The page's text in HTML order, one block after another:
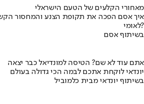
מאחורי הקלעים של הטעם הישראלי
לאומי?
בשיתוף אסם
אתם עוד לא שם? הטיסה למונדיאל כבר יצאה
יונדאי לוקחת אתכם לבמה הכי גדולה בעולם
בשיתוף יונדאי מבית כלמוביל